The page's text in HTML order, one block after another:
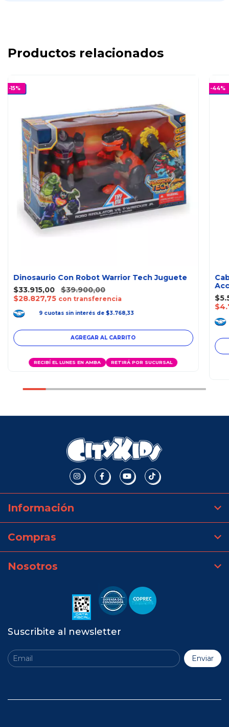
Productos relacionados
-15%
Dinosaurio Con Robot Warrior Tech Juguete
$33.915,00
$39.900,00
$28.827,75 con transferencia
9 cuotas sin interés de $3.768,33
AGREGAR AL CARRITO
RECIBÍ EL LUNES EN AMBA RETIRÁ POR SUCURSAL
-44%
Información
Compras
Nosotros
Suscribite al newsletter